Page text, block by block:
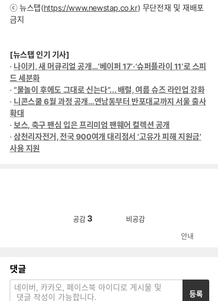
ⓒ 뉴스탭(https://www.newstap.co.kr) 무단전재 및 재배포
금지
[뉴스탭 인기 기사]
· 나이키, 새 머큐리얼 공개…‘베이퍼 17’·‘슈퍼플라이 11’로 스피
드 세분화
· “물놀이 후에도 그대로 신는다”... 배럴, 여름 슈즈 라인업 강화
· 니콘스쿨 6월 과정 공개…연남동부터 반포대교까지 서울 출사
확대
·보스, 축구 팬심 입은 프리미엄 팬웨어 컬렉션 공개
·삼천리자전거, 전국 900여개 대리점서 ‘고유가 피해 지원금’
사용 지원
공감 3 비공감
안내
댓글
등록